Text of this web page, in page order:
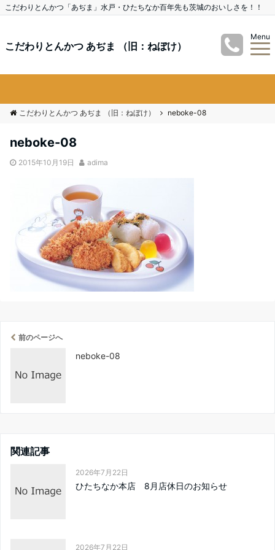
こだわりとんかつ「あぢま」水戸・ひたちなか百年先も茨城のおいしさを！！
こだわりとんかつ あぢま （旧：ねぼけ）
Menu
こだわりとんかつ あぢま （旧：ねぼけ） neboke-08
neboke-08
2015年10月19日 adima
前のページへ
neboke-08
関連記事
2026年7月22日
ひたちなか本店 8月店休日のお知らせ
2026年7月22日